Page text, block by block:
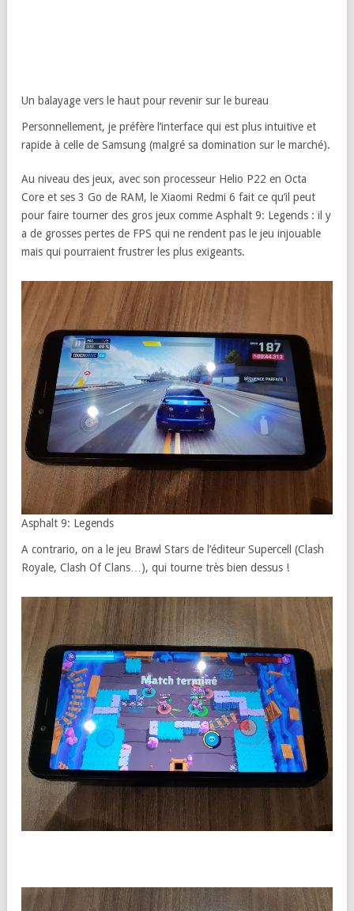
Un balayage vers le haut pour revenir sur le bureau
Personnellement, je préfère l’interface qui est plus intuitive et
rapide à celle de Samsung (malgré sa domination sur le marché).
Au niveau des jeux, avec son processeur Helio P22 en Octa
Core et ses 3 Go de RAM, le Xiaomi Redmi 6 fait ce qu’il peut
pour faire tourner des gros jeux comme Asphalt 9: Legends : il y
a de grosses pertes de FPS qui ne rendent pas le jeu injouable
mais qui pourraient frustrer les plus exigeants.
Asphalt 9: Legends
A contrario, on a le jeu Brawl Stars de l’éditeur Supercell (Clash
Royale, Clash Of Clans…), qui tourne très bien dessus !